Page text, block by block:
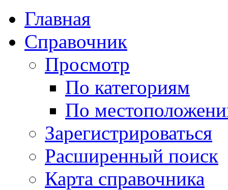
Главная
Справочник
Просмотр
По категориям
По
Зарегистрироваться
Расширенный поиск
Карта справочника